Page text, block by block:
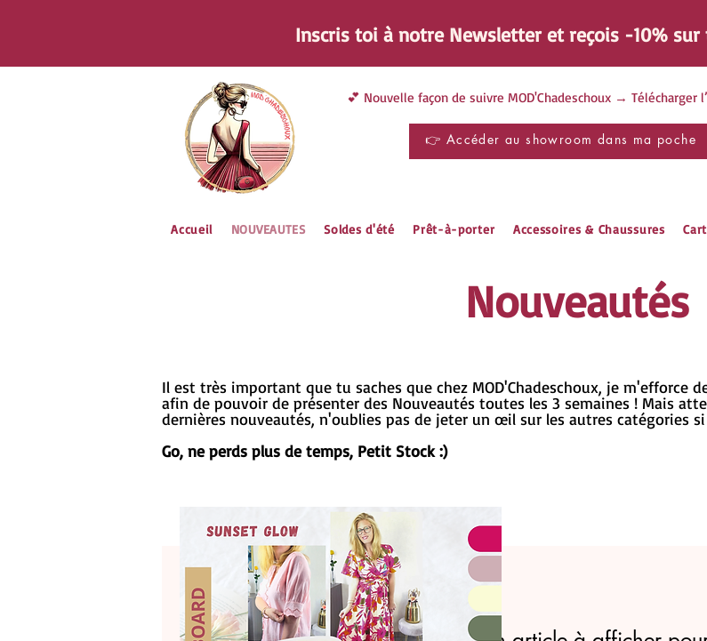
Inscris toi à notre Newsletter et reçois -10% sur
💕 Nouvelle façon de suivre MOD'Chadeschoux → Télécharger
👉 Accéder au showroom dans ma poche
Accueil NOUVEAUTES Soldes d'été Prêt-à-porter Accessoires & Chaussures
Nouveautés
Il est très important que tu saches que chez MOD'Chadeschoux, je m'efforce
afin de pouvoir de présenter des Nouveautés toutes les 3 semaines ! Mais
dernières nouveautés, n'oublies pas de jeter un œil sur les autres catégories
Go, ne perds plus de temps, Petit Stock :)